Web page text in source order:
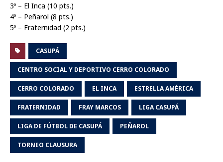
3º – El Inca (10 pts.)
4º – Peñarol (8 pts.)
5º – Fraternidad (2 pts.)
CASUPÁ
CENTRO SOCIAL Y DEPORTIVO CERRO COLORADO
CERRO COLORADO EL INCA ESTRELLA AMÉRICA
FRATERNIDAD FRAY MARCOS LIGA CASUPÁ
LIGA DE FÚTBOL DE CASUPÁ PEÑAROL
TORNEO CLAUSURA